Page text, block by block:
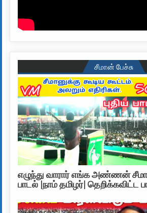
சீமான் பேச்சு
எழுந்து வாரார் எங்க அண்ணன்
பாடல் |நாம் தமிழர்| தெறிக்கவிட்ட